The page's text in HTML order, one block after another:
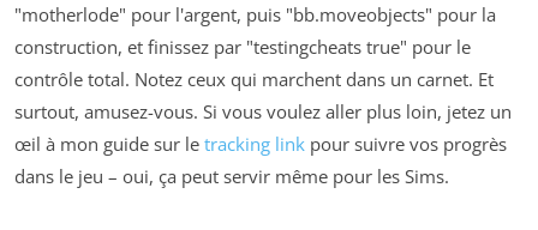
"motherlode" pour l'argent, puis "bb.moveobjects" pour la
construction, et finissez par "testingcheats true" pour le
contrôle total. Notez ceux qui marchent dans un carnet. Et
surtout, amusez-vous. Si vous voulez aller plus loin, jetez un
œil à mon guide sur le tracking link pour suivre vos progrès
dans le jeu – oui, ça peut servir même pour les Sims.